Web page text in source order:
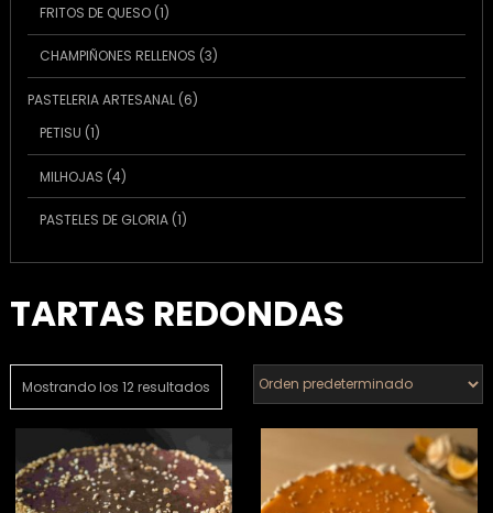
FRITOS DE QUESO 11
producto
CHAMPIÑONES RELLENOS 33
productos
PASTELERIA ARTESANAL 66
PETISU 11
producto
MILHOJAS 44
productos
PASTELES DE GLORIA 11
TARTAS REDONDAS
Mostrando los 12 resultados